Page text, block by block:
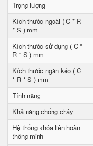
Trọng lượng
Kích thước ngoài ( C * R
* S ) mm
Kích thước sử dụng ( C *
R * S ) mm
Kích thước ngăn kéo ( C
* R * S ) mm
Tính năng
Khả năng chống cháy
Hệ thống khóa liên hoàn
thông minh